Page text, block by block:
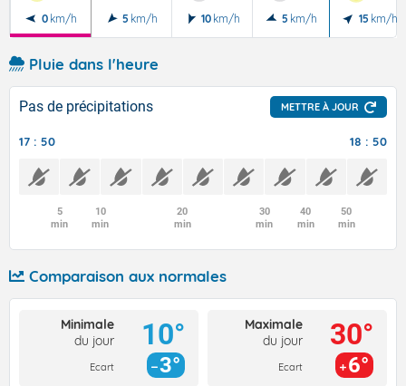
0 km/h 5 km/h 10 km/h 5 km/h 15 km/h
Pluie dans l'heure
Pas de précipitations METTRE À JOUR
17 : 50 18 : 50
5
min
10
min
20
min
30
min
40
min
50
min
Comparaison aux normales
Minimale
du jour
Ecart
10°
3°
Maximale
du jour
Ecart
30°
6°